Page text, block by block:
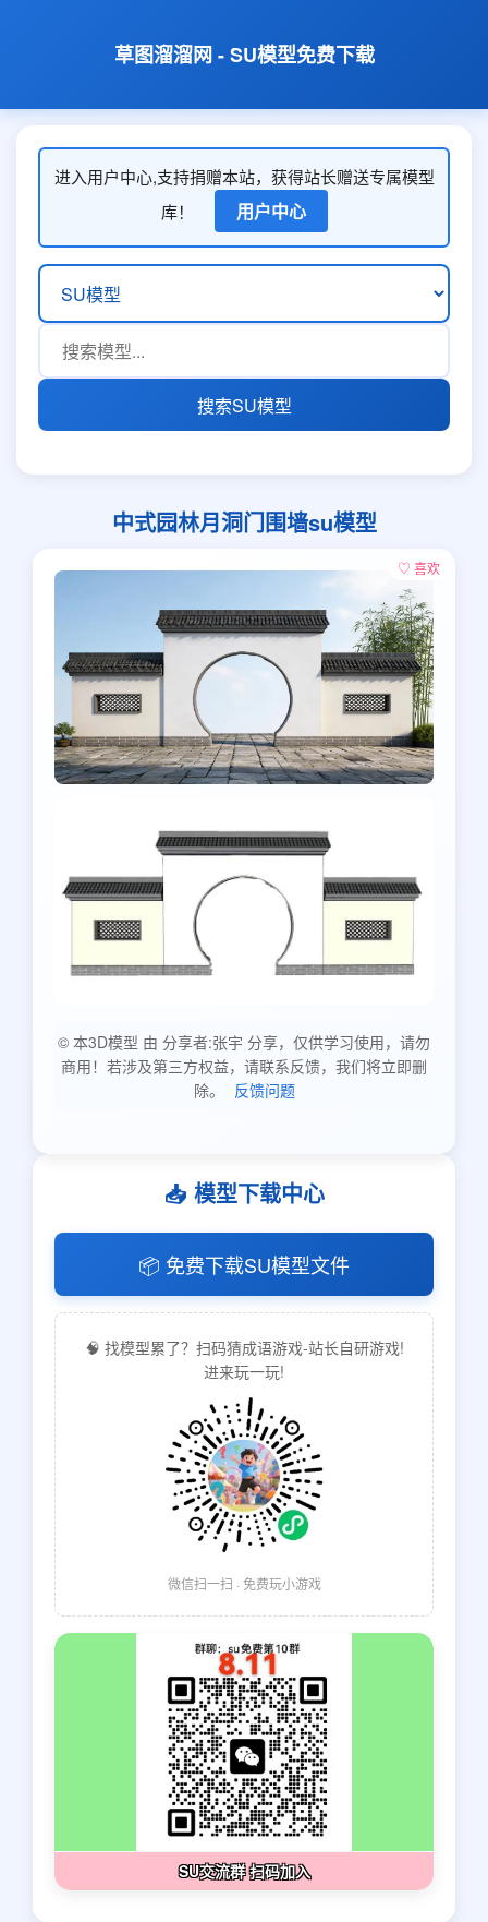
草图溜溜网 - SU模型免费下载
进入用户中心,支持捐赠本站，获得站长赠送专属模型
库！
用户中心
搜索SU模型
中式园林月洞门围墙su模型
♡ 喜欢
© 本3D模型 由 分享者:张宇 分享，仅供学习使用，请勿
商用！若涉及第三方权益，请联系反馈，我们将立即删
除。
反馈问题
📥 模型下载中心
📦 免费下载SU模型文件
🧠 找模型累了？扫码猜成语游戏-站长自研游戏!
进来玩一玩!
微信扫一扫 · 免费玩小游戏
SU交流群 扫码加入